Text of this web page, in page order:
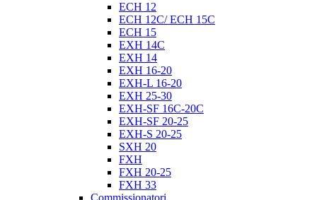
ECH 12
ECH 12C/ ECH 15C
ECH 15
EXH 14C
EXH 14
EXH 16-20
EXH-L 16-20
EXH 25-30
EXH-SF 16C-20C
EXH-SF 20-25
EXH-S 20-25
SXH 20
FXH
FXH 20-25
FXH 33
Commissionatori